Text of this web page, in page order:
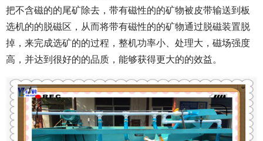
把不含磁的的尾矿除去，带有磁性的的矿物被皮带输送到板
选机的的脱磁区，从而将带有磁性的的矿物通过脱磁装置脱
掉，来完成选矿的的过程，整机功率小、处理大，磁场强度
高，并达到很好的的品质，能够获得更大的的效益。